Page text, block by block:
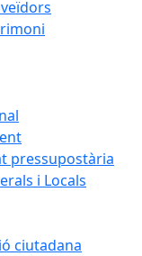
pressupostària
i Locals
ciutadana